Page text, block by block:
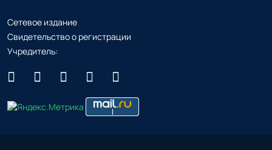
Сетевое издание
Свидетельство о регистрации
Учредитель: